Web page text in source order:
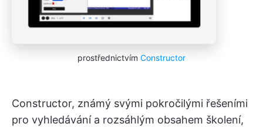
prostřednictvím Constructor
Constructor, známý svými pokročilými řešeními
pro vyhledávání a rozsáhlým obsahem školení,